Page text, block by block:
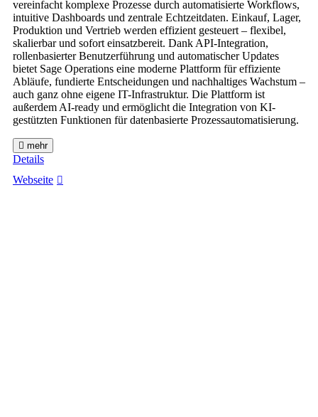
vereinfacht komplexe Prozesse durch automatisierte Workflows,
intuitive Dashboards und zentrale Echtzeitdaten. Einkauf, Lager,
Produktion und Vertrieb werden effizient gesteuert – flexibel,
skalierbar und sofort einsatzbereit. Dank API-Integration,
rollenbasierter Benutzerführung und automatischer Updates
bietet Sage Operations eine moderne Plattform für effiziente
Abläufe, fundierte Entscheidungen und nachhaltiges Wachstum –
auch ganz ohne eigene IT-Infrastruktur. Die Plattform ist
außerdem AI-ready und ermöglicht die Integration von KI-
gestützten Funktionen für datenbasierte Prozessautomatisierung.
mehr
Details
Webseite